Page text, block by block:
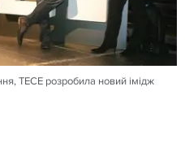
ТЕСЕ розробила новий імідж